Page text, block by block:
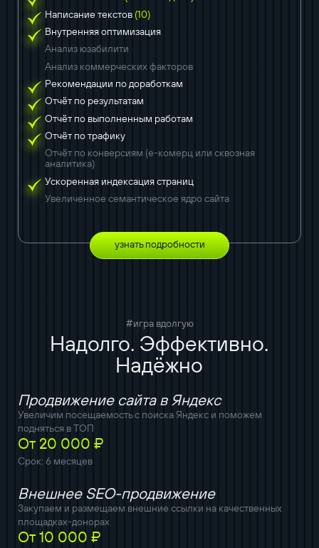
Написание текстов (10)
Внутренняя оптимизация
Анализ юзабилити
Анализ коммерческих факторов
Рекомендации по доработкам
Отчёт по результатам
Отчёт по выполненным работам
Отчёт по трафику
Отчёт по конверсиям (е-комерц или сквозная
аналитика)
Ускоренная индексация страниц
Увеличенное семантическое ядро сайта
узнать подробности
#игра вдолгую
Надолго. Эффективно.
Надёжно
Продвижение сайта в Яндекс
Увеличим посещаемость с поиска Яндекс и поможем
подняться в ТОП
От 20 000 ₽
Срок: 6 месяцев
Внешнее SEO-продвижение
Закупаем и размещаем внешние ссылки на качественных
площадках-донорах
От 10 000 ₽